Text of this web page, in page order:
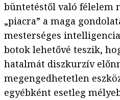
büntetéstől való félelem
„piacra” a maga
mesterséges
botok lehetővé teszik,
hatalmát diszkurzív
megengedhetetlen
egyébként esetleg